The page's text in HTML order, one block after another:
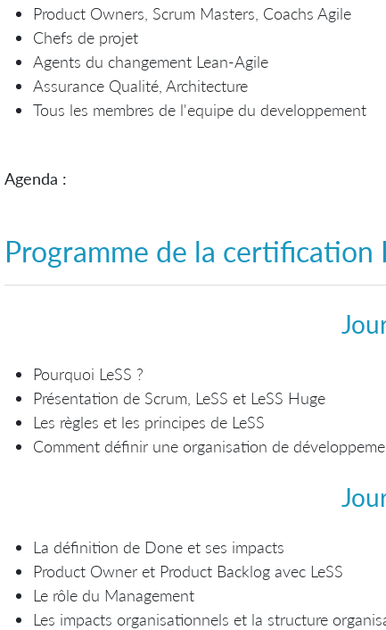
Product Owners, Scrum Masters, Coachs Agile
Chefs de projet
Agents du changement Lean-Agile
Assurance Qualité, Architecture
Tous les membres de l'equipe du developpement
Agenda :
Programme de la certification
Pourquoi LeSS ?
Présentation de Scrum, LeSS et LeSS Huge
Les règles et les principes de LeSS
Comment définir une organisation de
La définition de Done et ses impacts
Product Owner et Product Backlog avec LeSS
Le rôle du Management
Les impacts organisationnels et la structure